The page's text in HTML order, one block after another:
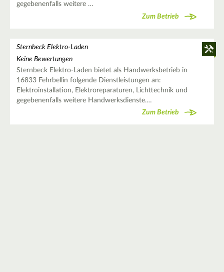
gegebenenfalls weitere …
Zum Betrieb
Sternbeck Elektro-Laden
Keine Bewertungen
Sternbeck Elektro-Laden bietet als Handwerksbetrieb in
16833 Fehrbellin folgende Dienstleistungen an:
Elektroinstallation, Elektroreparaturen, Lichttechnik und
gegebenenfalls weitere Handwerksdienste.…
Zum Betrieb